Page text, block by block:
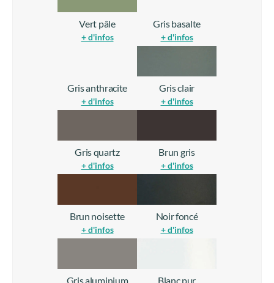
Vert pâle
+ d'infos
Gris basalte
+ d'infos
Gris anthracite
+ d'infos
Gris clair
+ d'infos
Gris quartz
+ d'infos
Brun gris
+ d'infos
Brun noisette
+ d'infos
Noir foncé
+ d'infos
Gris aluminium Blanc pur